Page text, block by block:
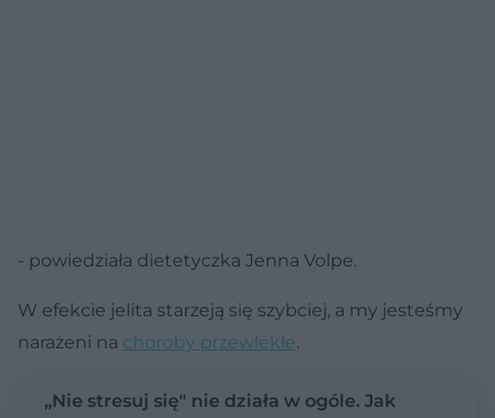
- powiedziała dietetyczka Jenna Volpe.
W efekcie jelita starzeją się szybciej, a my jesteśmy
narażeni na choroby przewlekłe.
„Nie stresuj się" nie działa w ogóle. Jak